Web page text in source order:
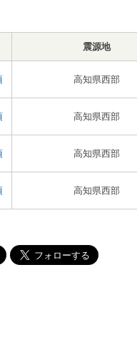
震源地
高知県西部
高知県西部
高知県西部
高知県西部